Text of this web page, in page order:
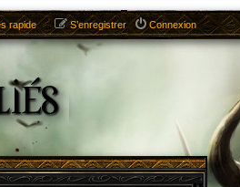
rapide Connexion
S’enregistrer